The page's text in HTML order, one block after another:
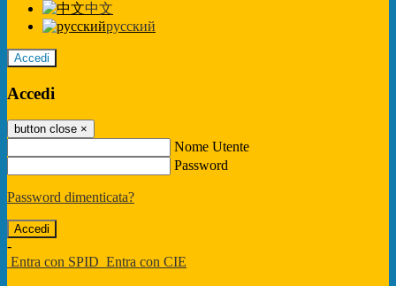
中文
русский
Accedi
Accedi
button close ×
Nome Utente
Password
Password dimenticata?
-
Entra con SPID Entra con CIE